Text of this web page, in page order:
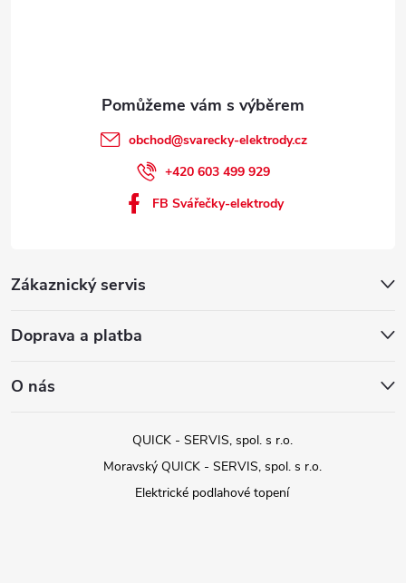
Zákaznický servis
Doprava a platba
O nás
obchod@svarecky-elektrody.cz
+420 603 499 929
FB Svářečky-elektrody
QUICK - SERVIS, spol. s r.o.
Moravský QUICK - SERVIS, spol. s r.o.
Elektrické podlahové topení